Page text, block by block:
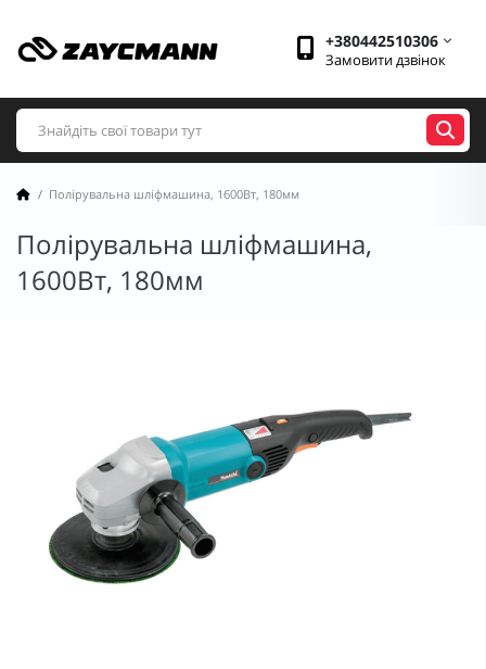
+380442510306
Замовити дзвінок
Полірувальна шліфмашина, 1600Вт, 180мм
Полірувальна шліфмашина,
1600Вт, 180мм